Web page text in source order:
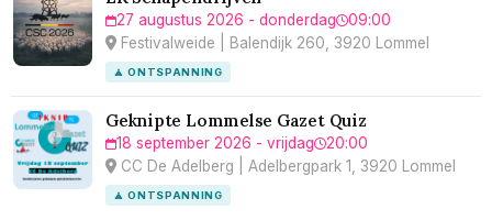
27 augustus 2026 - donderdag
09:00
Festivalweide | Balendijk 260, 3920 Lommel
🧘 ONTSPANNING
Geknipte Lommelse Gazet Quiz
18 september 2026 - vrijdag
20:00
CC De Adelberg | Adelbergpark 1, 3920 Lommel
🧘 ONTSPANNING